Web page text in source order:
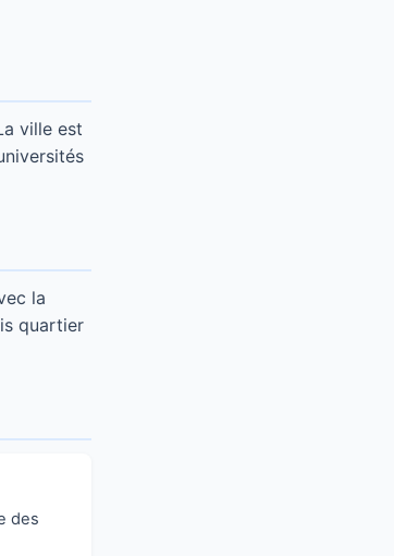
ville est
la
quartier
des